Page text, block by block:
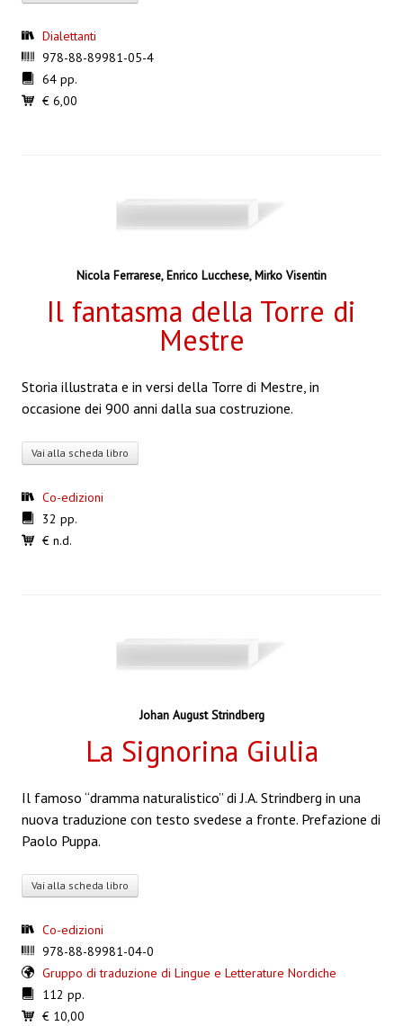
Dialettanti
978-88-89981-05-4
64 pp.
€ 6,00
Nicola Ferrarese, Enrico Lucchese, Mirko Visentin
Il fantasma della Torre di
Mestre
Storia illustrata e in versi della Torre di Mestre, in
occasione dei 900 anni dalla sua costruzione.
Vai alla scheda libro
Co-edizioni
32 pp.
€ n.d.
Johan August Strindberg
La Signorina Giulia
Il famoso “dramma naturalistico” di J.A. Strindberg in una
nuova traduzione con testo svedese a fronte. Prefazione di
Paolo Puppa.
Vai alla scheda libro
Co-edizioni
978-88-89981-04-0
Gruppo di traduzione di Lingue e Letterature Nordiche
112 pp.
€ 10,00